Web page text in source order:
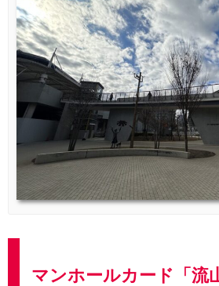
マンホールカード「流